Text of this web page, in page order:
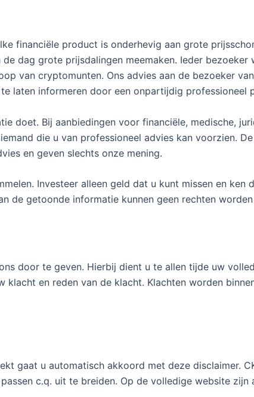
financiële product is onderhevig aan grote
dag grote prijsdalingen meemaken. Ieder bezoeker
van cryptomunten. Ons advies aan de bezoeker
laten informeren door een onpartijdig professioneel
doet. Bij aanbiedingen voor financiële, medische,
die u van professioneel advies kan voorzien.
en geven slechts onze mening.
Investeer alleen geld dat u kunt missen en ken
de getoonde informatie kunnen geen rechten
door te geven. Hierbij dient u te allen tijde uw
en reden van de klacht. Klachten worden
gaat u automatisch akkoord met deze disclaimer.
c.q. uit te breiden. Op de volledige website zijn